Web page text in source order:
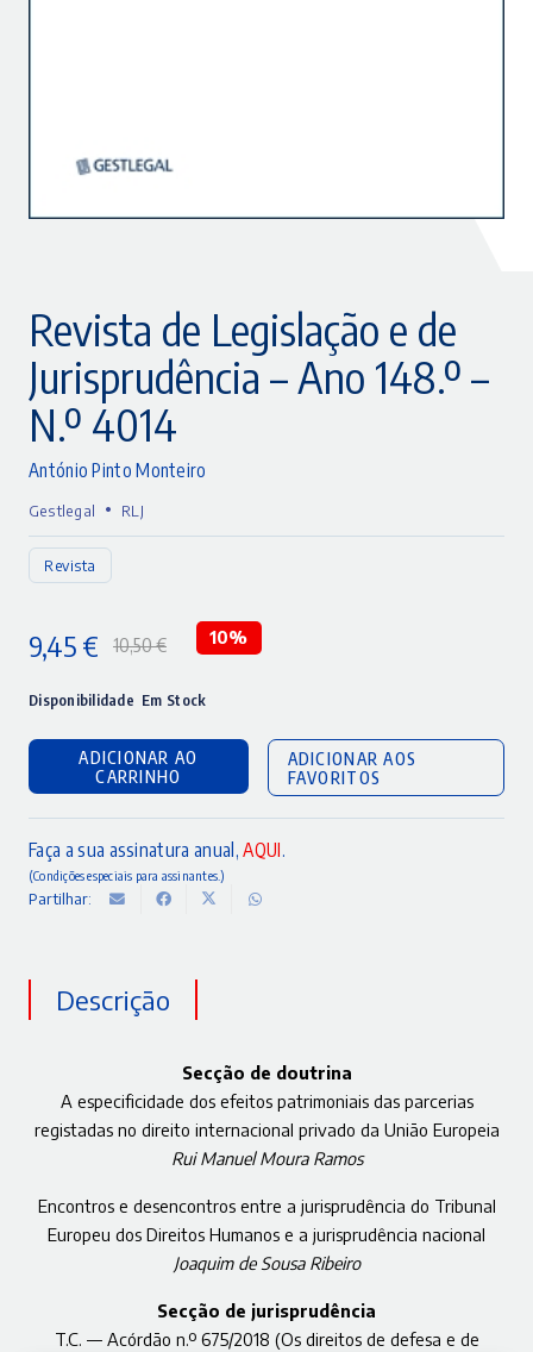
Revista de Legislação e de
Jurisprudência – Ano 148.º –
N.º 4014
António Pinto Monteiro
Gestlegal • RLJ
Revista
10,50€
preço
original
era:
10,50 €.
9,45 €
preço
atual
é:
9,45 €.
10%
Disponibilidade Em Stock
ADICIONAR AO
CARRINHO
ADICIONAR AOS
FAVORITOS
Faça a sua assinatura anual,AQUI.
(Condições especiais para assinantes.)
Partilhar:
Descrição
Secção de doutrina
A especificidade dos efeitos patrimoniais das parcerias
registadas no direito internacional privado da União Europeia
Rui Manuel Moura Ramos
Encontros e desencontros entre a jurisprudência do Tribunal
Europeu dos Direitos Humanos e a jurisprudência nacional
Joaquim de Sousa Ribeiro
Secção de jurisprudência
T.C. — Acórdão n.º 675/2018 (Os direitos de defesa e de